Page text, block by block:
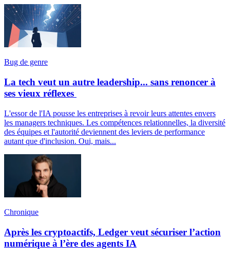
Bug de genre
La tech veut un autre leadership... sans renoncer à
ses vieux réflexes
L'essor de l'IA pousse les entreprises à revoir leurs attentes envers
les managers techniques. Les compétences relationnelles, la diversité
des équipes et l'autorité deviennent des leviers de performance
autant que d'inclusion. Oui, mais...
Chronique
Après les cryptoactifs, Ledger veut sécuriser l’action
numérique à l’ère des agents IA